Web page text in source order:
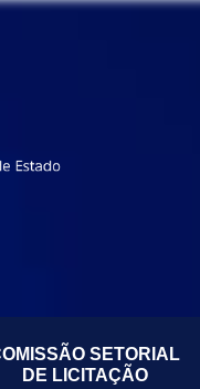
SETORIAL
DE LICITAÇÃO